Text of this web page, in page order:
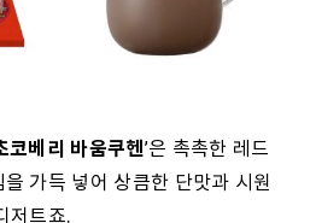
코베리 바움쿠헨’은 촉촉한 레드
가득 넣어 상큼한 단맛과 시원
저트죠.